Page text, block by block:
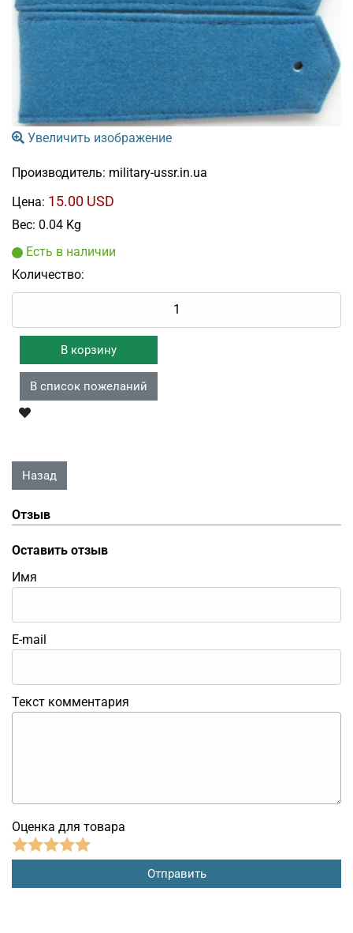
Увеличить изображение
Производитель: military-ussr.in.ua
Цена: 15.00 USD
Вес: 0.04 Kg
Есть в наличии
Количество:
Отзыв
Оставить отзыв
Имя
E-mail
Текст комментария
Оценка для товара